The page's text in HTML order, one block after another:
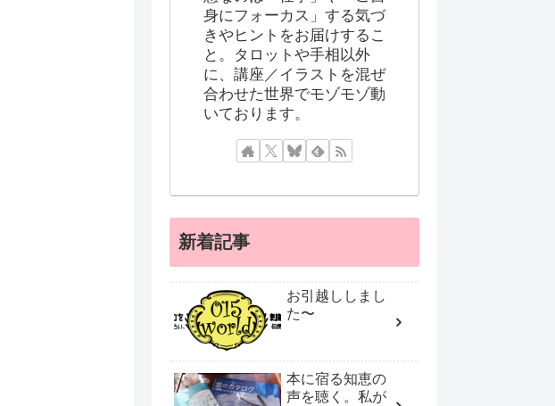
身にフォーカス」する気づ
きやヒントをお届けするこ
と。タロットや手相以外
に、講座／イラストを混ぜ
合わせた世界でモゾモゾ動
いております。
新着記事
お引越ししまし
た〜
本に宿る知恵の
声を聴く。私が